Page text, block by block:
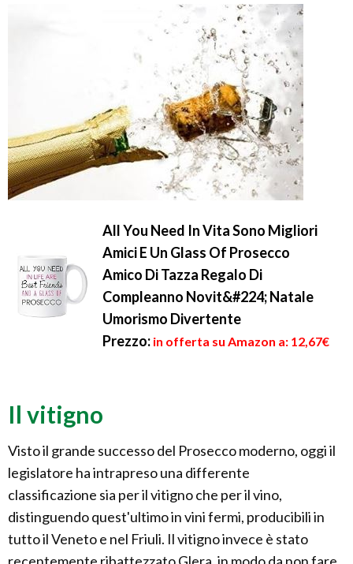
All You Need In Vita Sono Migliori
Amici E Un Glass Of Prosecco
Amico Di Tazza Regalo Di
Compleanno Novit&#224; Natale
Umorismo Divertente
Prezzo: in offerta su Amazon a: 12,67€
Il vitigno
Visto il grande successo del Prosecco moderno, oggi il
legislatore ha intrapreso una differente
classificazione sia per il vitigno che per il vino,
distinguendo quest'ultimo in vini fermi, producibili in
tutto il Veneto e nel Friuli. Il vitigno invece è stato